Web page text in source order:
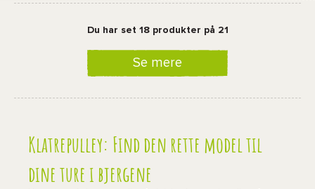
Du har set 18 produkter på 21
Se mere
Klatrepulley: Find den rette model til
dine ture i bjergene